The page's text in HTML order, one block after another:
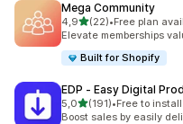
Mega Community
4,9z 5 hvězd
(22)
Celkový počet recenzí: 22
•Free plan
Elevate memberships
Built for Shopify
EDP ‑ Easy Digital
5,0z 5 hvězd
(191)
Celkový počet recenzí: 191
•Free to install
Boost sales by easily